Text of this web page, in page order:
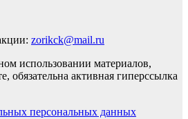
zorikck@mail.ru
использовании материалов,
обязательна активная гиперссылка
персональных данных